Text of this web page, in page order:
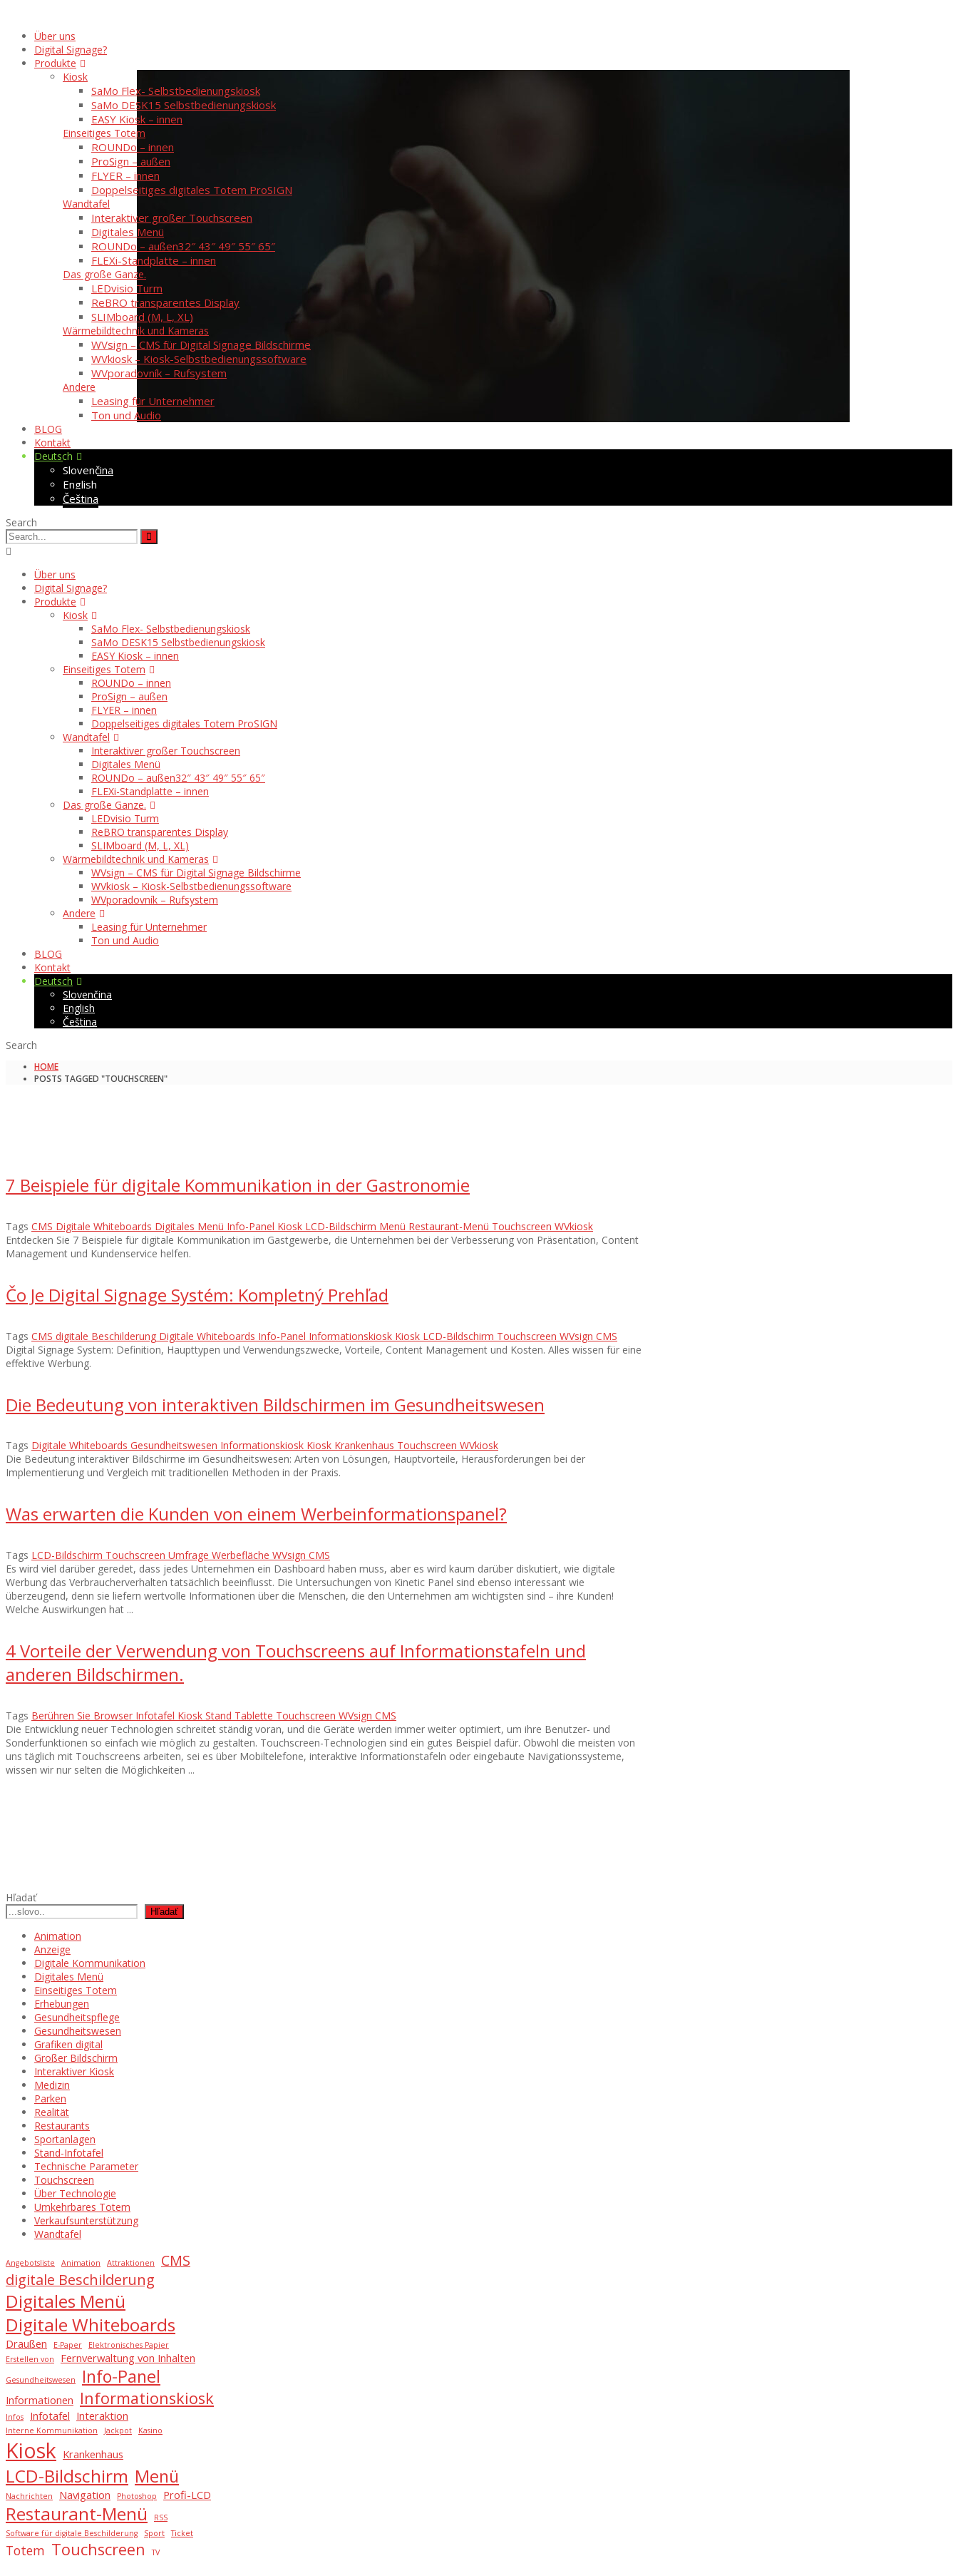
Über uns
Digital Signage?
Produkte
Kiosk
SaMo Flex- Selbstbedienungskiosk
SaMo DESK15 Selbstbedienungskiosk
EASY Kiosk – innen
Einseitiges Totem
ROUNDo – innen
ProSign – außen
FLYER – innen
Doppelseitiges digitales Totem ProSIGN
Wandtafel
Interaktiver großer Touchscreen
Digitales Menü
ROUNDo – außen32″ 43″ 49″ 55″ 65″
FLEXi-Standplatte – innen
Das große Ganze.
LEDvisio Turm
ReBRO transparentes Display
SLIMboard (M, L, XL)
Wärmebildtechnik und Kameras
WVsign – CMS für Digital Signage Bildschirme
WVkiosk – Kiosk-Selbstbedienungssoftware
WVporadovník – Rufsystem
Andere
Leasing für Unternehmer
Ton und Audio
BLOG
Kontakt
Deutsch
Slovenčina
English
Čeština
Search
Über uns
Digital Signage?
Produkte
Kiosk
SaMo Flex- Selbstbedienungskiosk
SaMo DESK15 Selbstbedienungskiosk
EASY Kiosk – innen
Einseitiges Totem
ROUNDo – innen
ProSign – außen
FLYER – innen
Doppelseitiges digitales Totem ProSIGN
Wandtafel
Interaktiver großer Touchscreen
Digitales Menü
ROUNDo – außen32″ 43″ 49″ 55″ 65″
FLEXi-Standplatte – innen
Das große Ganze.
LEDvisio Turm
ReBRO transparentes Display
SLIMboard (M, L, XL)
Wärmebildtechnik und Kameras
WVsign – CMS für Digital Signage Bildschirme
WVkiosk – Kiosk-Selbstbedienungssoftware
WVporadovník – Rufsystem
Andere
Leasing für Unternehmer
Ton und Audio
BLOG
Kontakt
Deutsch
Slovenčina
English
Čeština
Search
HOME
POSTS TAGGED "TOUCHSCREEN"
7 Beispiele für digitale Kommunikation in der Gastronomie
Tags CMS Digitale Whiteboards Digitales Menü Info-Panel Kiosk LCD-Bildschirm Menü Restaurant-Menü Touchscreen WVkiosk
Entdecken Sie 7 Beispiele für digitale Kommunikation im Gastgewerbe, die Unternehmen bei der Verbesserung von Präsentation, Content
Management und Kundenservice helfen.
Čo Je Digital Signage Systém: Kompletný Prehľad
Tags CMS digitale Beschilderung Digitale Whiteboards Info-Panel Informationskiosk Kiosk LCD-Bildschirm Touchscreen WVsign CMS
Digital Signage System: Definition, Haupttypen und Verwendungszwecke, Vorteile, Content Management und Kosten. Alles wissen für eine
effektive Werbung.
Die Bedeutung von interaktiven Bildschirmen im Gesundheitswesen
Tags Digitale Whiteboards Gesundheitswesen Informationskiosk Kiosk Krankenhaus Touchscreen WVkiosk
Die Bedeutung interaktiver Bildschirme im Gesundheitswesen: Arten von Lösungen, Hauptvorteile, Herausforderungen bei der
Implementierung und Vergleich mit traditionellen Methoden in der Praxis.
Was erwarten die Kunden von einem Werbeinformationspanel?
Tags LCD-Bildschirm Touchscreen Umfrage Werbefläche WVsign CMS
Es wird viel darüber geredet, dass jedes Unternehmen ein Dashboard haben muss, aber es wird kaum darüber diskutiert, wie digitale
Werbung das Verbraucherverhalten tatsächlich beeinflusst. Die Untersuchungen von Kinetic Panel sind ebenso interessant wie
überzeugend, denn sie liefern wertvolle Informationen über die Menschen, die den Unternehmen am wichtigsten sind – ihre Kunden!
Welche Auswirkungen hat ...
4 Vorteile der Verwendung von Touchscreens auf Informationstafeln und
anderen Bildschirmen.
Tags Berühren Sie Browser Infotafel Kiosk Stand Tablette Touchscreen WVsign CMS
Die Entwicklung neuer Technologien schreitet ständig voran, und die Geräte werden immer weiter optimiert, um ihre Benutzer- und
Sonderfunktionen so einfach wie möglich zu gestalten. Touchscreen-Technologien sind ein gutes Beispiel dafür. Obwohl die meisten von
uns täglich mit Touchscreens arbeiten, sei es über Mobiltelefone, interaktive Informationstafeln oder eingebaute Navigationssysteme,
wissen wir nur selten die Möglichkeiten ...
Hľadať
Hľadať
Animation
Anzeige
Digitale Kommunikation
Digitales Menü
Einseitiges Totem
Erhebungen
Gesundheitspflege
Gesundheitswesen
Grafiken digital
Großer Bildschirm
Interaktiver Kiosk
Medizin
Parken
Realität
Restaurants
Sportanlagen
Stand-Infotafel
Technische Parameter
Touchscreen
Über Technologie
Umkehrbares Totem
Verkaufsunterstützung
Wandtafel
Angebotsliste Animation Attraktionen
CMS
digitale Beschilderung
Digitales Menü
Digitale Whiteboards
Draußen E-Paper
Elektronisches Papier
Erstellen von
Fernverwaltung von Inhalten
Gesundheitswesen Info-Panel
Informationen Informationskiosk
Infos Infotafel Interaktion
Interne Kommunikation Jackpot Kasino
Kiosk Krankenhaus
LCD-Bildschirm Menü
Nachrichten Navigation Photoshop Profi-LCD
Restaurant-Menü
RSS
Software für digitale Beschilderung
Sport Ticket
Totem Touchscreen TV